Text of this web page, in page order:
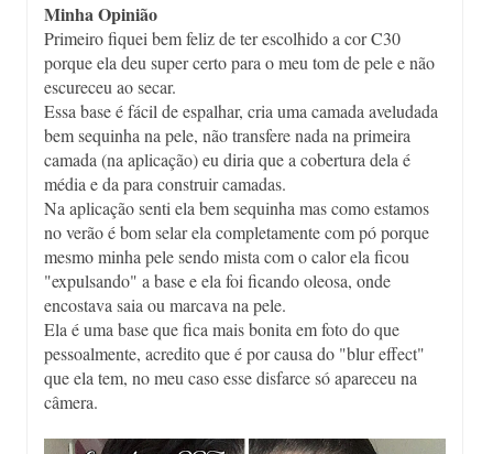
Minha Opinião
Primeiro fiquei bem feliz de ter escolhido a cor C30
porque ela deu super certo para o meu tom de pele e não
escureceu ao secar.
Essa base é fácil de espalhar, cria uma camada aveludada
bem sequinha na pele, não transfere nada na primeira
camada (na aplicação) eu diria que a cobertura dela é
média e da para construir camadas.
Na aplicação senti ela bem sequinha mas como estamos
no verão é bom selar ela completamente com pó porque
mesmo minha pele sendo mista com o calor ela ficou
"expulsando" a base e ela foi ficando oleosa, onde
encostava saia ou marcava na pele.
Ela é uma base que fica mais bonita em foto do que
pessoalmente, acredito que é por causa do "blur effect"
que ela tem, no meu caso esse disfarce só apareceu na
câmera.